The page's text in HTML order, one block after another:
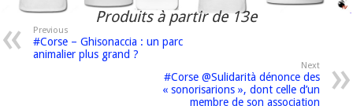
Produits à partir de 13e
Previous
#Corse – Ghisonaccia : un parc
animalier plus grand ?
Next
#Corse @Sulidarità dénonce des
« sonorisarions », dont celle d’un
membre de son association